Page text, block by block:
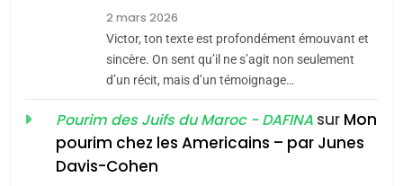
Maroc : Les amandes de
Tafraout, le miel de Tadla
Azilal consacrés produits
DAFINA MAROC
Oeil ravageur – Vanessa
De Loya Stauber
2 mars 2026
Victor, ton texte est profondément émouvant et
sincère. On sent qu’il ne s’agit non seulement
d’un récit, mais d’un témoignage…
Pourim des Juifs du Maroc - DAFINA sur Mon
pourim chez les Americains – par Junes
Davis-Cohen